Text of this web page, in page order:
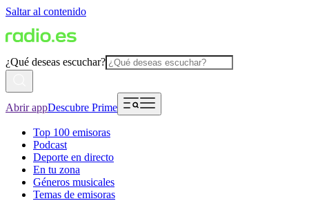
Saltar al contenido
¿Qué deseas escuchar?
Abrir appDescubre Prime
Top 100 emisoras
Podcast
Deporte en directo
En tu zona
Géneros musicales
Temas de emisoras